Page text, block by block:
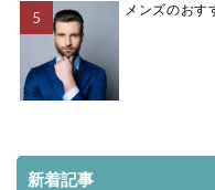
メンズのおす
新着記事